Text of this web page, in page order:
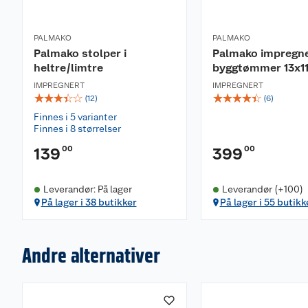
PALMAKO
Palmako stolper i
heltre/limtre
IMPREGNERT
☆☆☆☆☆ (12)
Finnes i 5 varianter
Finnes i 8 størrelser
139 00
Leverandør: På lager
På lager i 38 butikker
PALMAKO
Palmako
byggtømmer
IMPREGNERT
☆☆☆☆☆ (6)
399 00
Leverandør (+100)
På lager i 55
Andre alternativer